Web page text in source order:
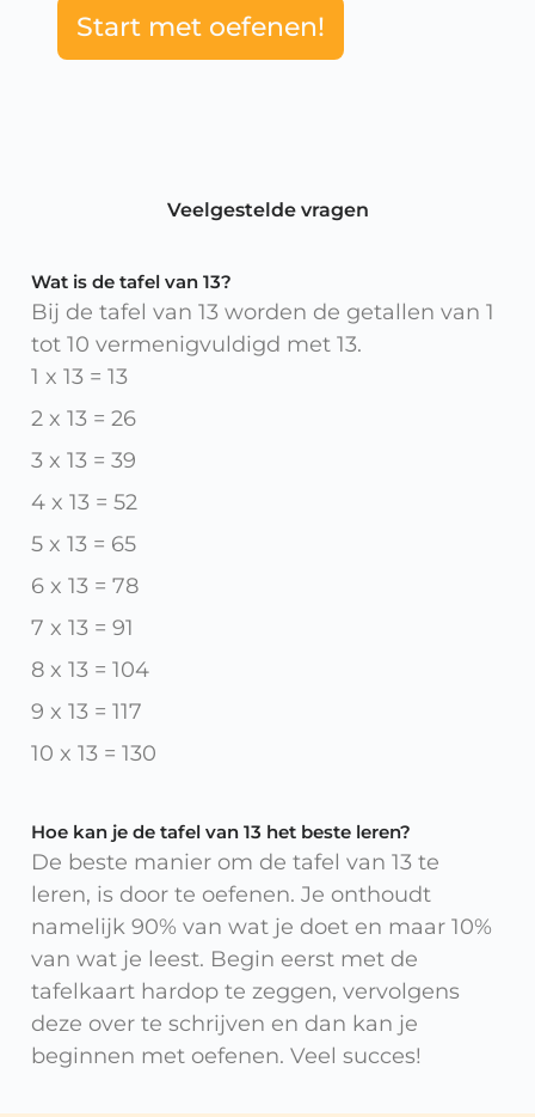
Start met oefenen!
Veelgestelde vragen
Wat is de tafel van 13?
Bij de tafel van 13 worden de getallen van 1
tot 10 vermenigvuldigd met 13.
1 x 13 = 13
2 x 13 = 26
3 x 13 = 39
4 x 13 = 52
5 x 13 = 65
6 x 13 = 78
7 x 13 = 91
8 x 13 = 104
9 x 13 = 117
10 x 13 = 130
Hoe kan je de tafel van 13 het beste leren?
De beste manier om de tafel van 13 te
leren, is door te oefenen. Je onthoudt
namelijk 90% van wat je doet en maar 10%
van wat je leest. Begin eerst met de
tafelkaart hardop te zeggen, vervolgens
deze over te schrijven en dan kan je
beginnen met oefenen. Veel succes!